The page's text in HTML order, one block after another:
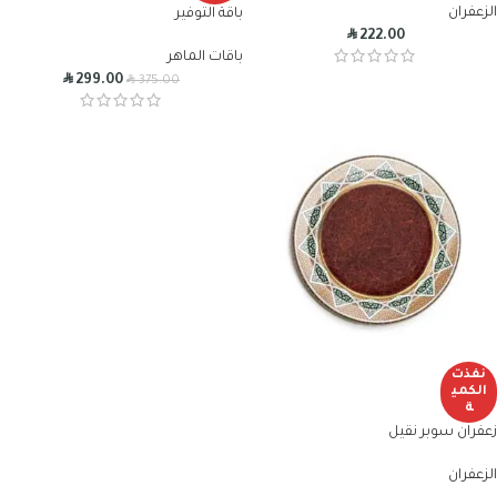
الزعفران
R222.00
باقة التوفير
باقات الماهر
R375.00
R299.00
نفذت
الكمي
ة
زعفران سوبر نقيل
الزعفران